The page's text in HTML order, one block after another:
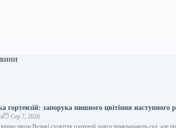
гортензій: запорука пишного цвітіння наступного
Сер 7, 2026
цвіли Великі суцвіття гортензії довго прикрашають сад, але